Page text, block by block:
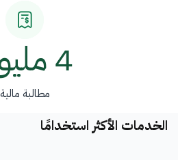
4 مليون
مطالبة مالية
الخدمات الأكثر استخدامًا